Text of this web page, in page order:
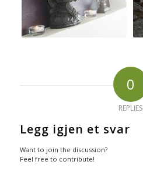
0
REPLIES
Legg igjen et svar
Want to join the discussion?
Feel free to contribute!